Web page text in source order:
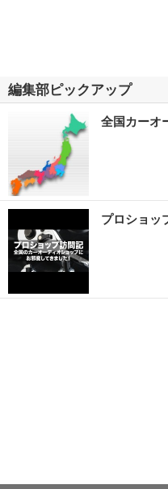
編集部ピックアップ
全国カーオ
プロショッ